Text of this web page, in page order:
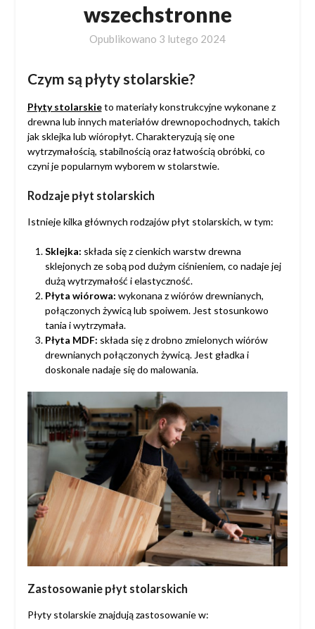
wszechstronne
Opublikowano 3 lutego 2024
Czym są płyty stolarskie?
Płyty stolarskieto materiały konstrukcyjne wykonane z
drewna lub innych materiałów drewnopochodnych, takich
jak sklejka lub wióropłyt. Charakteryzują się one
wytrzymałością, stabilnością oraz łatwością obróbki, co
czyni je popularnym wyborem w stolarstwie.
Rodzaje płyt stolarskich
Istnieje kilka głównych rodzajów płyt stolarskich, w tym:
Sklejka: składa się z cienkich warstw drewna
sklejonych ze sobą pod dużym ciśnieniem, co nadaje jej
dużą wytrzymałość i elastyczność.
Płyta wiórowa: wykonana z wiórów drewnianych,
połączonych żywicą lub spoiwem. Jest stosunkowo
tania i wytrzymała.
Płyta MDF: składa się z drobno zmielonych wiórów
drewnianych połączonych żywicą. Jest gładka i
doskonale nadaje się do malowania.
Zastosowanie płyt stolarskich
Płyty stolarskie znajdują zastosowanie w: